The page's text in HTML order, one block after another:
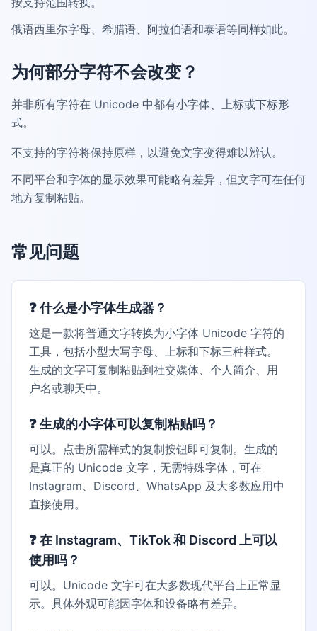
俄语西里尔字母、希腊语、阿拉伯语和泰语等同样如此。
为何部分字符不会改变？
并非所有字符在 Unicode 中都有小字体、上标或下标形
式。
不支持的字符将保持原样，以避免文字变得难以辨认。
不同平台和字体的显示效果可能略有差异，但文字可在任何
地方复制粘贴。
常见问题
❓什么是小字体生成器？
这是一款将普通文字转换为小字体 Unicode 字符的
工具，包括小型大写字母、上标和下标三种样式。
生成的文字可复制粘贴到社交媒体、个人简介、用
户名或聊天中。
❓生成的小字体可以复制粘贴吗？
可以。点击所需样式的复制按钮即可复制。生成的
是真正的 Unicode 文字，无需特殊字体，可在
Instagram、Discord、WhatsApp 及大多数应用中
直接使用。
❓在 Instagram、TikTok 和 Discord 上可以
使用吗？
可以。Unicode 文字可在大多数现代平台上正常显
示。具体外观可能因字体和设备略有差异。